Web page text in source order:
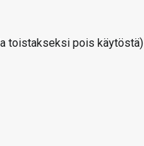
toistakseksi pois käytöstä)